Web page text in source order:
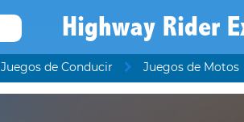
Highway Rider
Juegos de Conducir Juegos de Motos